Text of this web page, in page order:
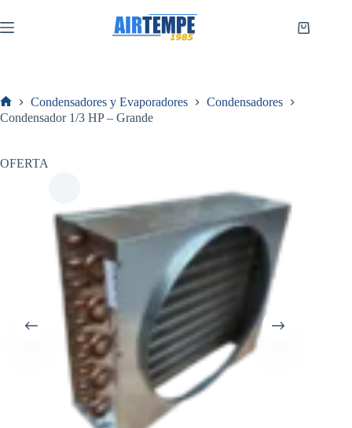
al
contenido
Carro
Inicio
Condensadores y Evaporadores
Condensadores
Condensador 1/3 HP – Grande
OFERTA